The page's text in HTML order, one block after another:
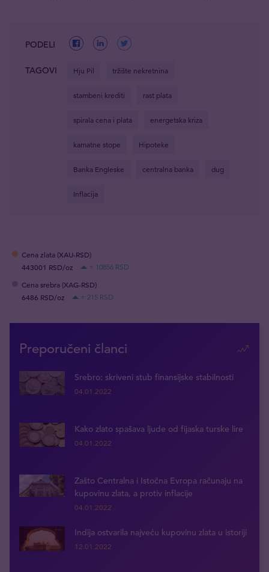
PODELI
TAGOVI Hju Pil tržište nekretnina
stambeni krediti rast plata
spirala cena i plata energetska kriza
kamatne stope Hipoteke
Banka Engleske centralna banka dug
Inflacija
Cena zlata (XAU-RSD)
443001 RSD/oz
+ 10856 RSD
Cena srebra (XAG-RSD)
6486 RSD/oz
+ 215 RSD
Preporučeni članci
Srebro: skriveni stub finansijske stabilnosti
04.01.2022
Kako zlato spašava ljude od fijaska turske lire
04.01.2022
Zašto Centralna i Istočna Evropa računaju na
kupovinu zlata, a protiv inflacije
04.01.2022
Indija ostvarila najveću kupovinu zlata u istoriji
12.01.2022